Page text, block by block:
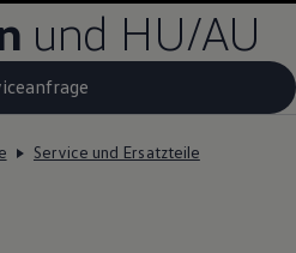
und HU/AU
Service und Ersatzteile